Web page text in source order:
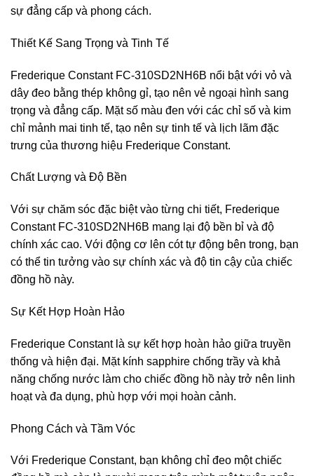
sự đẳng cấp và phong cách.
Thiết Kế Sang Trọng và Tinh Tế
Frederique Constant FC-310SD2NH6B nổi bật với vỏ và
dây đeo bằng thép không gỉ, tạo nên vẻ ngoại hình sang
trọng và đẳng cấp. Mặt số màu đen với các chỉ số và kim
chỉ mảnh mai tinh tế, tạo nên sự tinh tế và lịch lãm đặc
trưng của thương hiệu Frederique Constant.
Chất Lượng và Độ Bền
Với sự chăm sóc đặc biệt vào từng chi tiết, Frederique
Constant FC-310SD2NH6B mang lại độ bền bỉ và độ
chính xác cao. Với động cơ lên cót tự động bên trong, bạn
có thể tin tưởng vào sự chính xác và độ tin cậy của chiếc
đồng hồ này.
Sự Kết Hợp Hoàn Hảo
Frederique Constant là sự kết hợp hoàn hảo giữa truyền
thống và hiện đại. Mặt kính sapphire chống trầy và khả
năng chống nước làm cho chiếc đồng hồ này trở nên linh
hoạt và đa dụng, phù hợp với mọi hoàn cảnh.
Phong Cách và Tầm Vóc
Với Frederique Constant, bạn không chỉ đeo một chiếc